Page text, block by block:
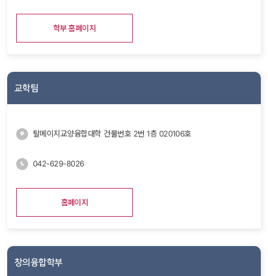
학부 홈페이지
교학팀
탈메이지교양융합대학 건물번호 2번 1층 020106호
042-629-8026
홈페이지
창의융합학부